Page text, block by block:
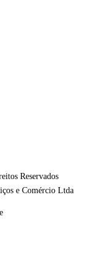
Reservados
e Comércio Ltda